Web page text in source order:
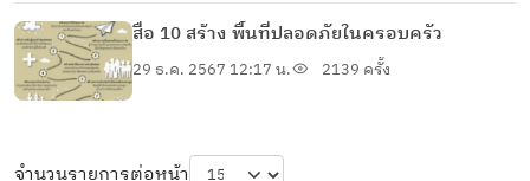
สื่อ 10 สร้าง พื้นที่ปลอดภัยในครอบครัว
29 ธ.ค. 2567 12:17 น. 2139 ครั้ง